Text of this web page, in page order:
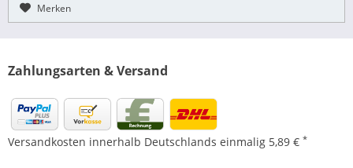
Merken
Zahlungsarten & Versand
Versandkosten innerhalb Deutschlands einmalig 5,89 € *